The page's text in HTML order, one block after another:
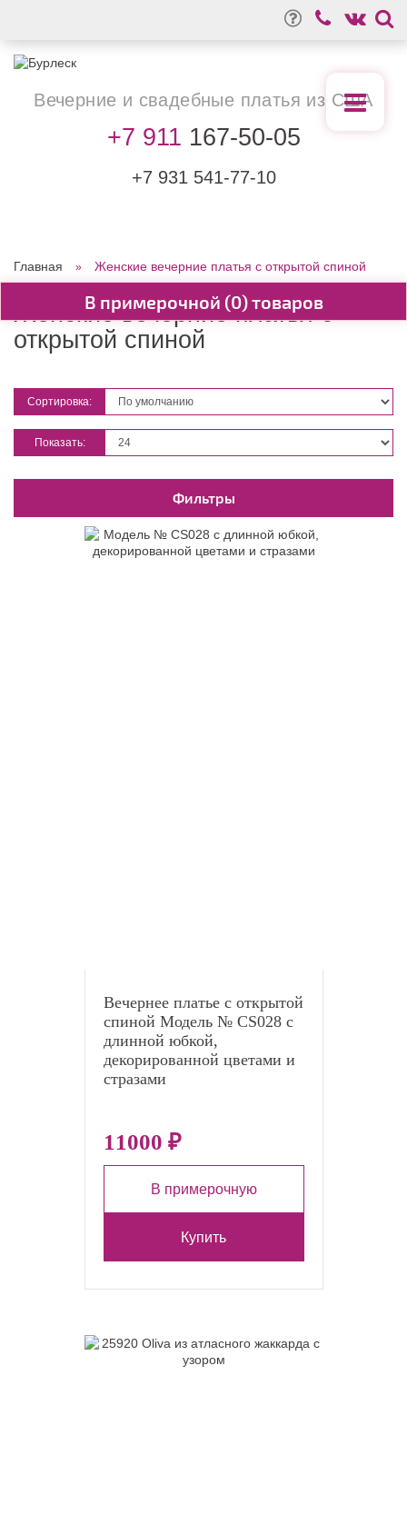
0
Вечерние и свадебные платья из США
+7 911 167-50-05
+7 931 541-77-10
Главная Женские вечерние платья с открытой спиной
Женские вечерние платья с
открытой спиной
Сортировка:
Показать:
Фильтры
Вечернее платье с открытой
спиной Модель № CS028 с
длинной юбкой,
декорированной цветами и
стразами
11000 ₽
В примерочную
Купить